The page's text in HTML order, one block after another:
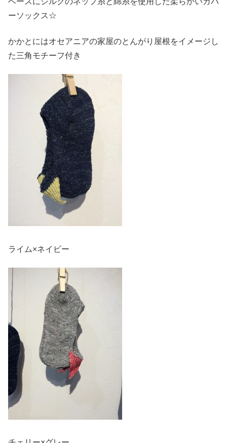
ーソックス☆
かかとにはオセアニアの家屋のとんがり屋根をイメージし
た三角モチーフ付き
ライム×ネイビー